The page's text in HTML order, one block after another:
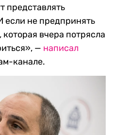
представлять
если не предпринять
вчера потрясла
— написал
канале.